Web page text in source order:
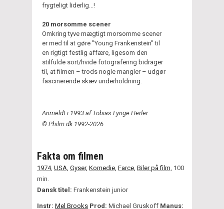
frygteligt liderlig...!
20 morsomme scener
Omkring tyve mægtigt morsomme scener
er med til at gøre "Young Frankenstein" til
en rigtigt festlig affære, ligesom den
stilfulde sort/hvide fotografering bidrager
til, at filmen – trods nogle mangler – udgør
fascinerende skæv underholdning.
Anmeldt i 1993 af Tobias Lynge Herler
© Philm.dk 1992-2026
Fakta om filmen
1974, USA, Gyser, Komedie, Farce, Biler på film, 100
min.
Dansk titel: Frankenstein junior
Instr: Mel Brooks Prod: Michael Gruskoff Manus: